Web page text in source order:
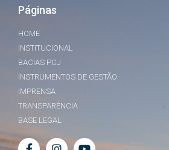
Páginas
HOME
INSTITUCIONAL
BACIAS PCJ
INSTRUMENTOS DE GESTÃO
IMPRENSA
TRANSPARÊNCIA
BASE LEGAL